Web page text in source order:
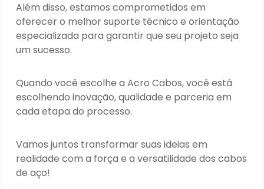
Além disso, estamos comprometidos em
oferecer o melhor suporte técnico e orientação
especializada para garantir que seu projeto seja
um sucesso.
Quando você escolhe a Acro Cabos, você está
escolhendo inovação, qualidade e parceria em
cada etapa do processo.
Vamos juntos transformar suas ideias em
realidade com a força e a versatilidade dos cabos
de aço!